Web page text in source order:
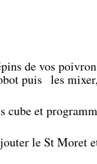
de vos
puis les
cube et
le St Moret